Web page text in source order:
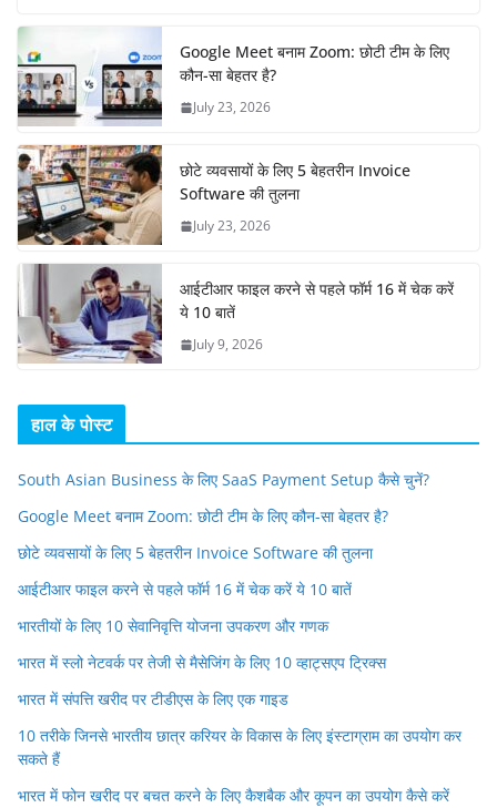
Google Meet बनाम Zoom: छोटी टीम के लिए
कौन-सा बेहतर है?
July 23, 2026
छोटे व्यवसायों के लिए 5 बेहतरीन Invoice
Software की तुलना
July 23, 2026
आईटीआर फाइल करने से पहले फॉर्म 16 में चेक करें
ये 10 बातें
July 9, 2026
हाल के पोस्ट
South Asian Business के लिए SaaS Payment Setup कैसे चुनें?
Google Meet बनाम Zoom: छोटी टीम के लिए कौन-सा बेहतर है?
छोटे व्यवसायों के लिए 5 बेहतरीन Invoice Software की तुलना
आईटीआर फाइल करने से पहले फॉर्म 16 में चेक करें ये 10 बातें
भारतीयों के लिए 10 सेवानिवृत्ति योजना उपकरण और गणक
भारत में स्लो नेटवर्क पर तेजी से मैसेजिंग के लिए 10 व्हाट्सएप ट्रिक्स
भारत में संपत्ति खरीद पर टीडीएस के लिए एक गाइड
10 तरीके जिनसे भारतीय छात्र करियर के विकास के लिए इंस्टाग्राम का उपयोग कर
सकते हैं
भारत में फोन खरीद पर बचत करने के लिए कैशबैक और कूपन का उपयोग कैसे करें